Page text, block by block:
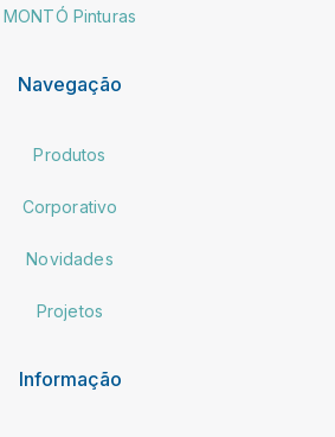
MONTÓ Pinturas
Navegação
Produtos
Corporativo
Novidades
Projetos
Informação